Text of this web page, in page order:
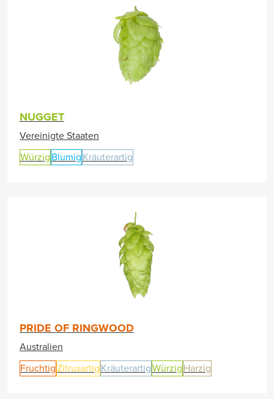
NUGGET
Vereinigte Staaten
Würzig Blumig Kräuterartig
PRIDE OF RINGWOOD
Australien
FruchtigZitrusartig KräuterartigWürzig Harzig